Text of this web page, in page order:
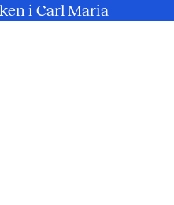
i Carl Maria